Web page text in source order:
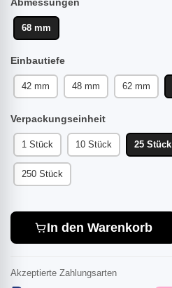
68 mm
Einbautiefe
42 mm 48 mm 62 mm
Verpackungseinheit
1 Stück 10 Stück 25 Stück
250 Stück
In den Warenkorb
Akzeptierte Zahlungsarten